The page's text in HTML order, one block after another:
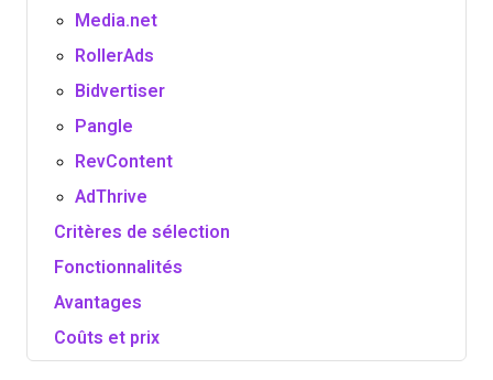
Media.net
RollerAds
Bidvertiser
Pangle
RevContent
AdThrive
Critères de sélection
Fonctionnalités
Avantages
Coûts et prix